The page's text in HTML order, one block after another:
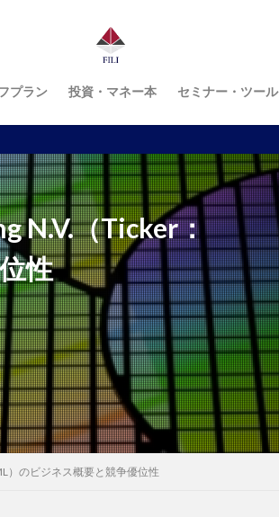
プラン 投資・マネー本 セミナー・ツール
N.V.（Ticker：
性
）のビジネス概要と競争優位性